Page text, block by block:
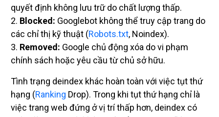
quyết định không lưu trữ do chất lượng thấp.
2. Blocked: Googlebot không thể truy cập trang do
các chỉ thị kỹ thuật (Robots.txt, Noindex).
3. Removed: Google chủ động xóa do vi phạm
chính sách hoặc yêu cầu từ chủ sở hữu.
Tình trạng deindex khác hoàn toàn với việc tụt thứ
hạng (Ranking Drop). Trong khi tụt thứ hạng chỉ là
việc trang web đứng ở vị trí thấp hơn, deindex có